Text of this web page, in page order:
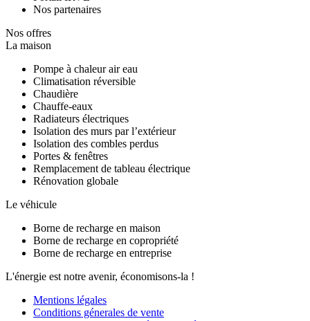
Nos partenaires
Nos offres
La maison
Pompe à chaleur air eau
Climatisation réversible
Chaudière
Chauffe-eaux
Radiateurs électriques
Isolation des murs par l’extérieur
Isolation des combles perdus
Portes & fenêtres
Remplacement de tableau électrique
Rénovation globale
Le véhicule
Borne de recharge en maison
Borne de recharge en copropriété
Borne de recharge en entreprise
L'énergie est notre avenir, économisons-la !
Mentions légales
Conditions génerales de vente